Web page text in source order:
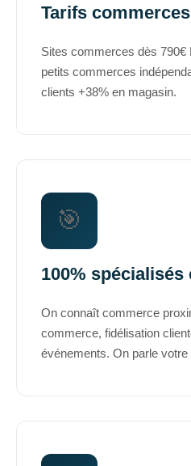
Tarifs
Sites commerces dès 790€
petits commerces
clients +38% en magasin.
🎯
100%
On connaît commerce
commerce, fidélisation
événements. On parle votre